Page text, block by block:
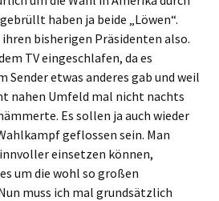
haben ja beide „Löwen“.
bisherigen Präsidenten also.
TV eingeschlafen, da es
Sender etwas anderes gab und weil
nahen Umfeld mal nicht nachts
Es sollen ja auch wieder
geflossen sein. Man
einsetzen können,
um die wohl so großen
muss ich mal grundsätzlich